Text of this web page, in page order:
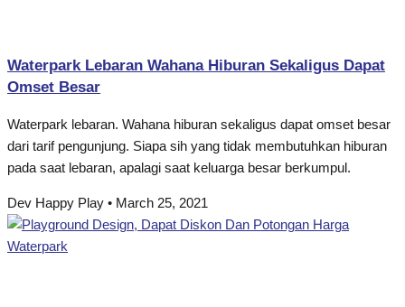
Waterpark Lebaran Wahana Hiburan Sekaligus Dapat
Omset Besar
Waterpark lebaran. Wahana hiburan sekaligus dapat omset besar
dari tarif pengunjung. Siapa sih yang tidak membutuhkan hiburan
pada saat lebaran, apalagi saat keluarga besar berkumpul.
Dev Happy Play March 25, 2021